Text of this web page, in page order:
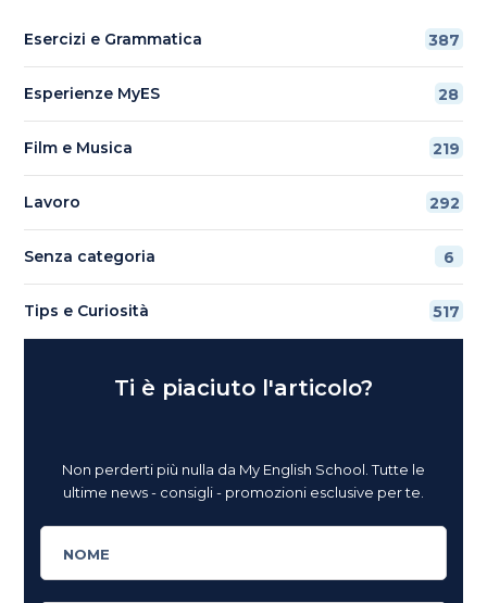
Esercizi e Grammatica 387
Esperienze MyES 28
Film e Musica 219
Lavoro 292
Senza categoria 6
Tips e Curiosità 517
Ti è piaciuto l'articolo?
Non perderti più nulla da My English School. Tutte le
ultime news - consigli - promozioni esclusive per te.